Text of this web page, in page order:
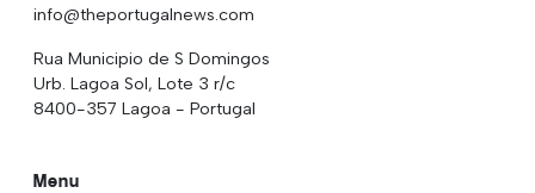
info@theportugalnews.com
Rua Municipio de S Domingos
Urb. Lagoa Sol, Lote 3 r/c
8400-357 Lagoa - Portugal
Menu